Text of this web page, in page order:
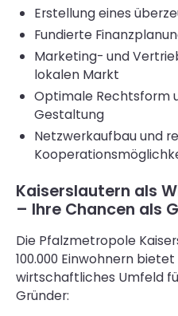
Erstellung eines
Fundierte
Marketing- und
lokalen Markt
Optimale Rechtsform
Gestaltung
Netzwerkaufbau und
Kaiserslautern als
– Ihre Chancen als
Die Pfalzmetropole
100.000 Einwohnern
wirtschaftliches Umfeld
Gründer: